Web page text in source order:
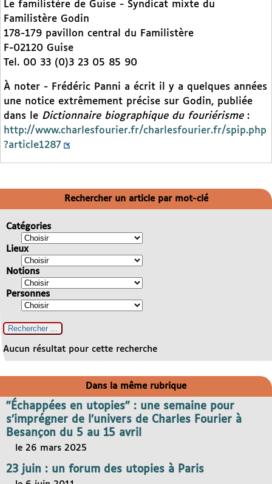
Le familistère de Guise - Syndicat mixte du
Familistère Godin
178-179 pavillon central du Familistère
F-02120 Guise
Tel. 00 33 (0)3 23 05 85 90
À noter - Frédéric Panni a écrit il y a quelques années
une notice extrêmement précise sur Godin, publiée
dans le Dictionnaire biographique du fouriérisme:
http://www.charlesfourier.fr/charlesfourier.fr/spip.php
?article1287
Rechercher un article par mot-clé
Catégories
Lieux
Notions
Personnes
Aucun résultat pour cette recherche
Dans la même rubrique
"Échappées en utopies" : une semaine pour
s’imprégner de l’univers de Charles Fourier à
Besançon du 5 au 15 avril
le 26 mars 2025
23 juin : un forum des utopies à Paris